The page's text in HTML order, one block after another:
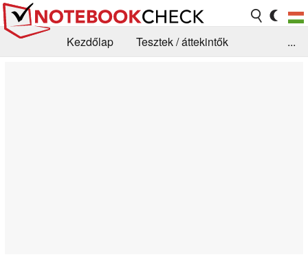
Kezdőlap
Tesztek / áttekintők
...